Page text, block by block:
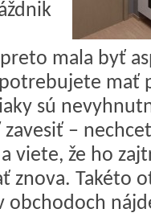
mala byť
mať
sú
–
viete, že ho
znova. Takéto
obchodoch